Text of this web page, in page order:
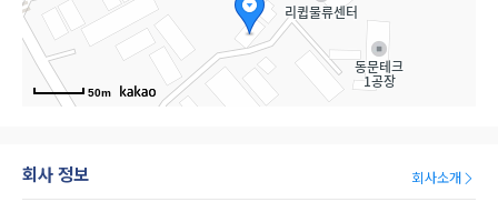
50m
회사 정보 회사소개